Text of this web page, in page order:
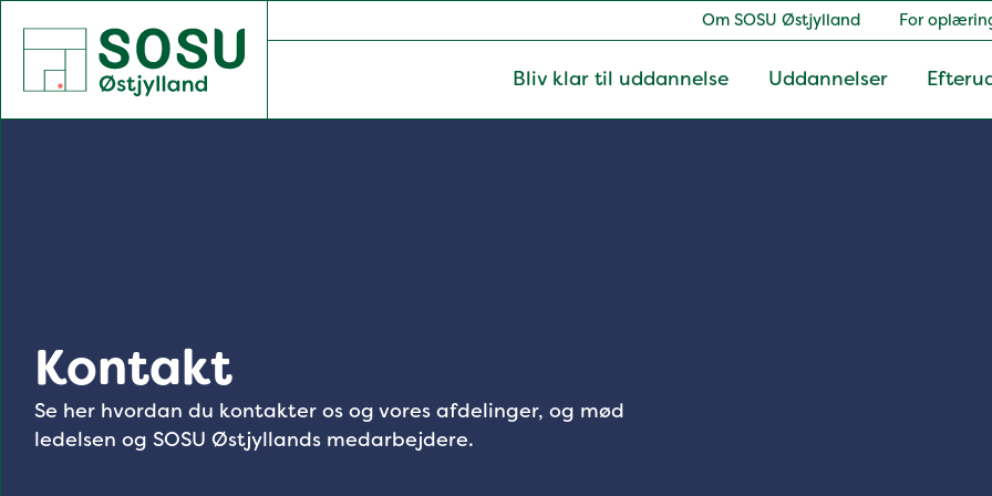
SOSU Østjylland | Gør dig klogere på livet
Om SOSU Østjylland For
Bliv klar til uddannelse Uddannelser
Kontakt
Se her hvordan du kontakter os og vores afdelinger, og mød
ledelsen og SOSU Østjyllands medarbejdere.